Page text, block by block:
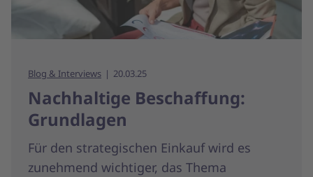
Blog & Interviews 20.03.25
Nachhaltige Beschaffung:
Grundlagen
Für den strategischen Einkauf wird es
zunehmend wichtiger, das Thema